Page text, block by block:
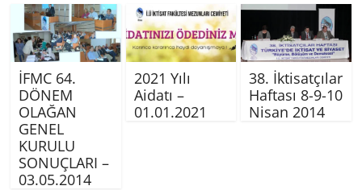
İFMC 64.
DÖNEM
OLAĞAN
GENEL
KURULU
SONUÇLARI –
03.05.2014
2021 Yılı
Aidatı –
01.01.2021
38. İktisatçılar
Haftası 8-9-10
Nisan 2014